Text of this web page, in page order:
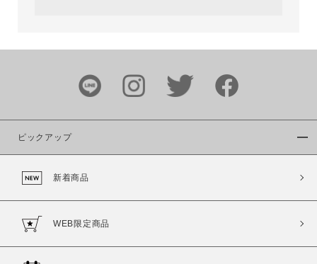
ブランド
カラー
ピックアップ
新着商品
WEB限定商品